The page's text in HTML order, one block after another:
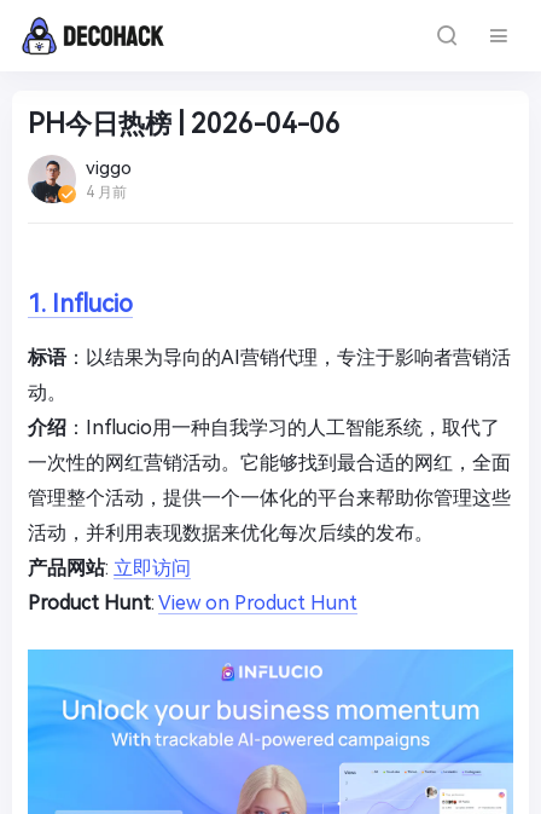
PH今日热榜 | 2026-04-06
viggo
4 月前
1. Influcio
标语：以结果为导向的AI营销代理，专注于影响者营销活
动。
介绍 ：Influcio用一种自我学习的人工智能系统，取代了
一次性的网红营销活动。它能够找到最合适的网红，全面
管理整个活动，提供一个一体化的平台来帮助你管理这些
活动，并利用表现数据来优化每次后续的发布。
产品网站: 立即访问
Product Hunt: View on Product Hunt